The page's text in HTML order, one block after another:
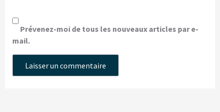
Prévenez-moi de tous les nouveaux articles par e-
mail.